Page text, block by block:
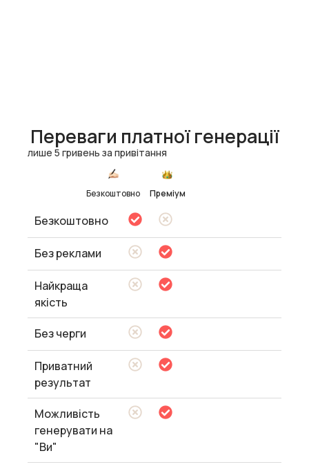
Переваги платної генерації
лише 5 гривень за привітання
Безкоштовно Преміум
Безкоштовно
Без реклами
Найкраща
якість
Без черги
Приватний
результат
Можливість
генерувати на
"Ви"